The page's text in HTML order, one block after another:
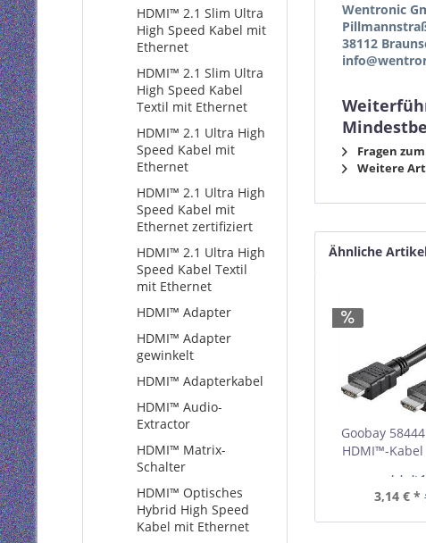
HDMI™ 2.1 Slim Ultra
High Speed Kabel mit
Ethernet
HDMI™ 2.1 Slim Ultra
High Speed Kabel
Textil mit Ethernet
HDMI™ 2.1 Ultra High
Speed Kabel mit
Ethernet
HDMI™ 2.1 Ultra High
Speed Kabel mit
Ethernet zertifiziert
HDMI™ 2.1 Ultra High
Speed Kabel Textil
mit Ethernet
HDMI™ Adapter
HDMI™ Adapter
gewinkelt
HDMI™ Adapterkabel
HDMI™ Audio-
Extractor
HDMI™ Matrix-
Schalter
HDMI™ Optisches
Hybrid High Speed
Kabel mit Ethernet
Wentronic
38112
Fragen
Weitere
Ähnliche
Goobay
HDMI™-
Inhalt
3,14 € *